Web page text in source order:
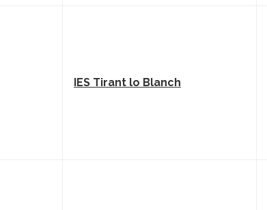
IES Tirant lo Blanch